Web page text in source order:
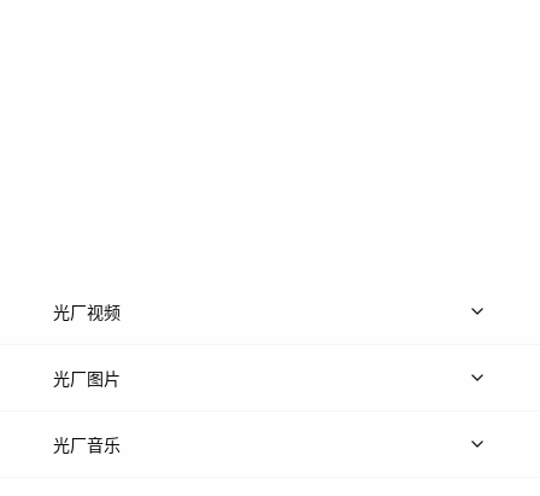
光厂视频
上传视频
光厂图片
上传图片
光厂音乐